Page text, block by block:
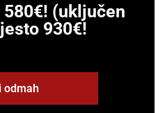
580€! (uključen
930€!
odmah